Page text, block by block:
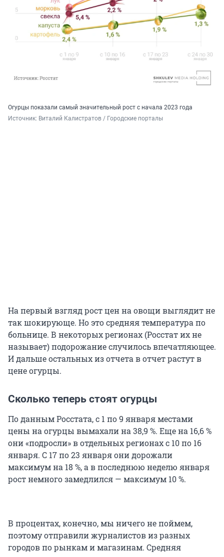
Огурцы показали самый значительный рост с начала 2023 года
Источник: Виталий Калистратов / Городские порталы
На первый взгляд рост цен на овощи выглядит не
так шокирующе. Но это средняя температура по
больнице. В некоторых регионах (Росстат их не
называет) подорожание случилось впечатляющее.
И дальше остальных из отчета в отчет растут в
цене огурцы.
Сколько теперь стоят огурцы
По данным Росстата, с 1 по 9 января местами
цены на огурцы вымахали на 38,9 %. Еще на 16,6 %
они «подросли» в отдельных регионах с 10 по 16
января. С 17 по 23 января они дорожали
максимум на 18 %, а в последнюю неделю января
рост немного замедлился — максимум 10 %.
В процентах, конечно, мы ничего не поймем,
поэтому отправили журналистов из разных
городов по рынкам и магазинам. Средняя